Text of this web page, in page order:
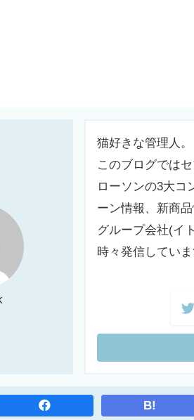
猫好きな管理人。
このブログでは
ローソンの3大コ
ーン情報、新商
グループ会社(イ
時々発信していま
B!